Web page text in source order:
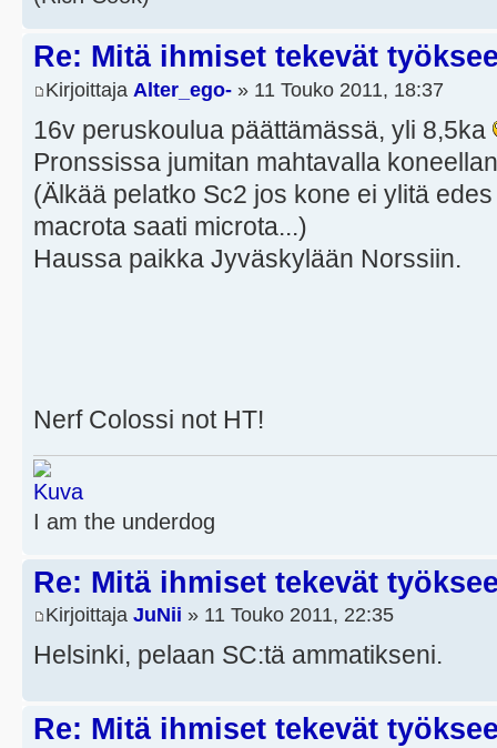
Re: Mitä ihmiset tekevät
Kirjoittaja Alter_ego- » 11 Touko 2011, 18:37
16v peruskoulua päättämässä, yli 8,5ka
Pronssissa jumitan mahtavalla
(Älkää pelatko Sc2 jos kone ei ylitä
macrota saati microta...)
Haussa paikka Jyväskylään Norssiin.
Nerf Colossi not HT!
I am the underdog
Re: Mitä ihmiset tekevät
Kirjoittaja JuNii » 11 Touko 2011, 22:35
Helsinki, pelaan SC:tä ammatikseni.
Re: Mitä ihmiset tekevät